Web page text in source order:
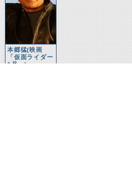
本郷猛(映画
「仮面ライダー
1号」)